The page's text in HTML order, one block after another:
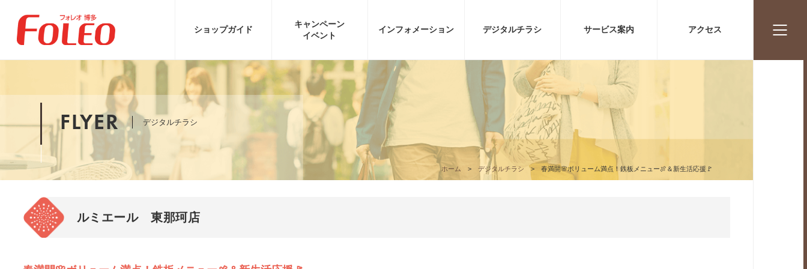
ショップガイド
キャンペーン
イベント
インフォ メーション デジタルチラシ サービス案内 アクセス
FLYER デジタルチラシ
ホーム デジタルチラシ 春満開🌸ボリューム満点！鉄板メニュー🍖＆新生活応援🚩
ルミエール 東那珂店